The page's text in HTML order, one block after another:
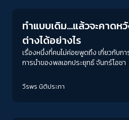
ทำแบบเดิม…แล้วจะคาด
ต่างได้อย่างไร
เรื่องหนึ่งที่คนไม่ค่อยพูดถึง เกี่ยวกับก
การนำของพลเอกประยุทธ์ จันทร์โอชา
วีรพร นิติประภา